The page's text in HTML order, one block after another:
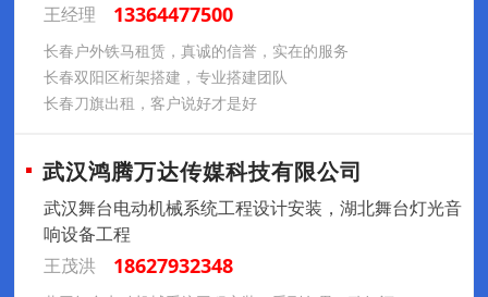
王经理
13364477500
长春户外铁马租赁，真诚的信誉，实在的服务
长春双阳区桁架搭建，专业搭建团队
长春刀旗出租，客户说好才是好
武汉鸿腾万达传媒科技有限公司
武汉舞台电动机械系统工程设计安装，湖北舞台灯光音
响设备工程
王茂洪
18627932348